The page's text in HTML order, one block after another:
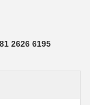
2626 6195